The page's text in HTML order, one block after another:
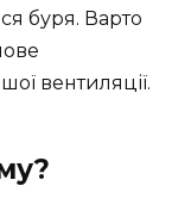
буря. Варто
вентиляції.